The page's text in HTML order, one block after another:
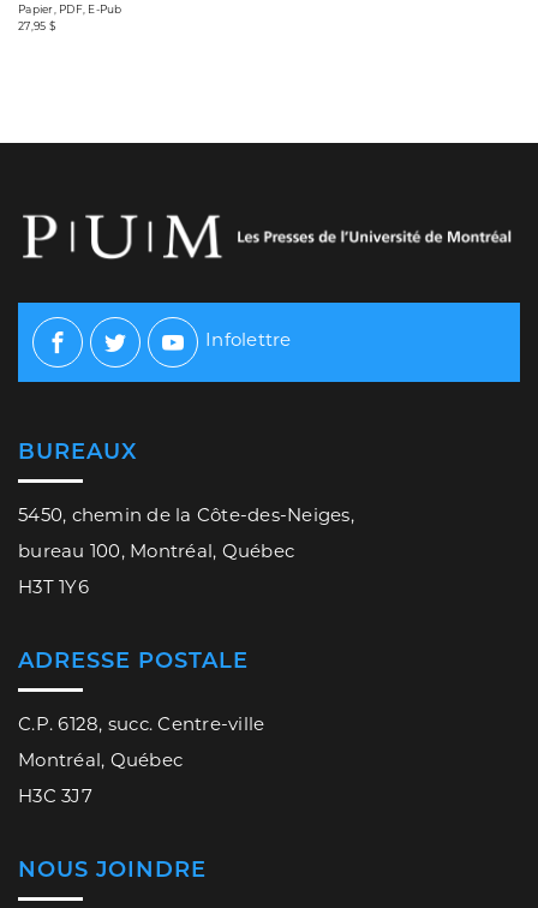
Papier, PDF, E-Pub
27,95 $
Facebook
TwitterYoutube
Infolettre
BUREAUX
5450, chemin de la Côte-des-Neiges,
bureau 100, Montréal, Québec
H3T 1Y6
ADRESSE POSTALE
C.P. 6128, succ. Centre-ville
Montréal, Québec
H3C 3J7
NOUS JOINDRE